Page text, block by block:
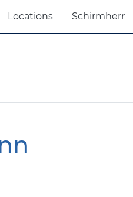
Locations Schirmherr